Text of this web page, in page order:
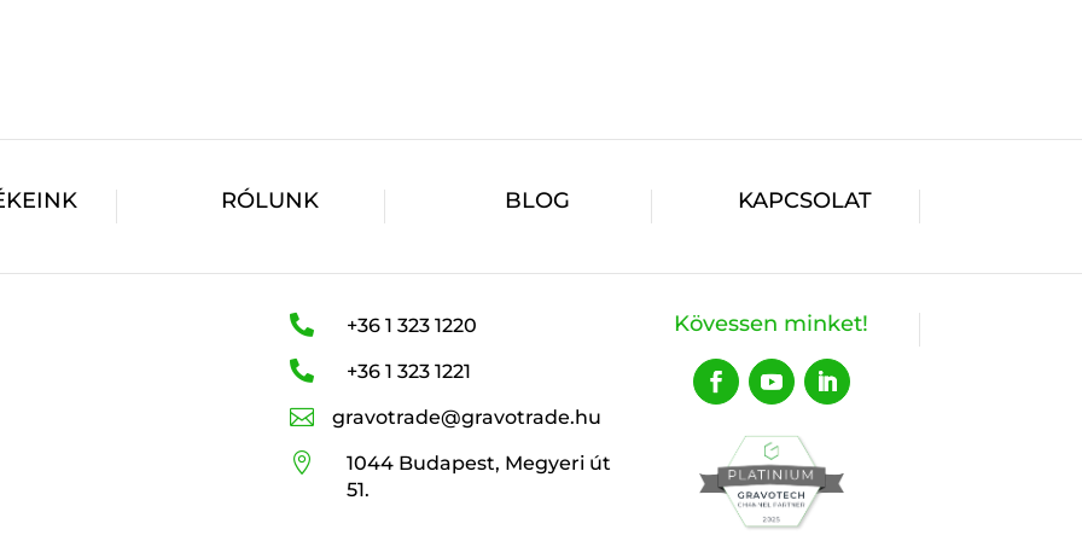
RÓLUNK BLOG KAPCSOLAT
 +36 1 323 1220
 +36 1 323 1221
 gravotrade@gravotrade.hu

1044 Budapest, Megyeri út
51.
Kövessen minket!